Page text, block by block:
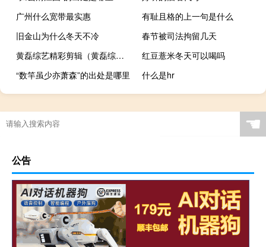
广州什么宽带最实惠
有耻且格的上一句是什么
旧金山为什么冬天不冷
春节被司法拘留几天
黄磊综艺精彩剪辑（黄磊综艺）
红豆薏米冬天可以喝吗
“数竿虽少亦萧森”的出处是哪里
什么是hr
☚
公告